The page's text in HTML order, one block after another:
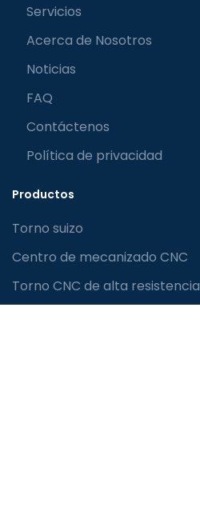
Servicios
Acerca de Nosotros
Noticias
FAQ
Contáctenos
Política de privacidad
Productos
Torno suizo
Centro de mecanizado CNC
Torno CNC de alta resistencia